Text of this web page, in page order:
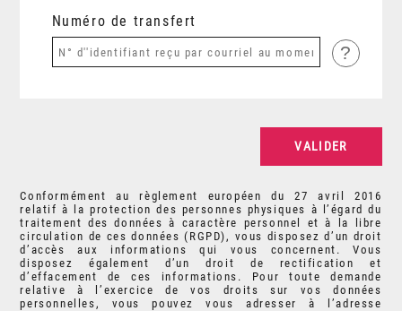
Numéro de transfert
?
Conformément au règlement européen du 27 avril 2016
relatif à la protection des personnes physiques à l’égard du
traitement des données à caractère personnel et à la libre
circulation de ces données (RGPD), vous disposez d’un droit
d’accès aux informations qui vous concernent. Vous
disposez également d’un droit de rectification et
d’effacement de ces informations. Pour toute demande
relative à l’exercice de vos droits sur vos données
personnelles, vous pouvez vous adresser à l’adresse